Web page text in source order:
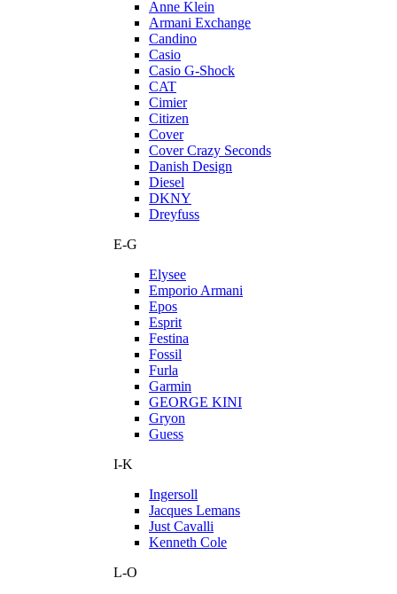
Anne Klein
Armani Exchange
Candino
Casio
Casio G-Shock
CAT
Cimier
Citizen
Cover
Cover Crazy Seconds
Danish Design
Diesel
DKNY
Dreyfuss
E-G
Elysee
Emporio Armani
Epos
Esprit
Festina
Fossil
Furla
Garmin
GEORGE KINI
Gryon
Guess
I-K
Ingersoll
Jacques Lemans
Just Cavalli
Kenneth Cole
L-O